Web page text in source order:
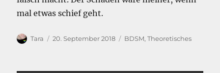
mal etwas schief geht.
Autor
Tara
Veröffentlicht
20. September 2018 Kategorien
BDSM,Theoretisches